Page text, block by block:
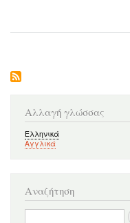
Αλλαγή γλώσσας
Ελληνικά
Αγγλικά
Αναζήτηση
Αναζήτηση